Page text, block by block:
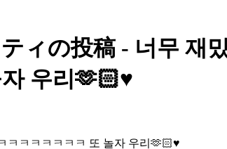
ィの投稿 - 너무 재
우리🫶🏻♥️
ㅋㅋㅋㅋㅋㅋㅋ 또 놀자 우리🫶🏻♥️